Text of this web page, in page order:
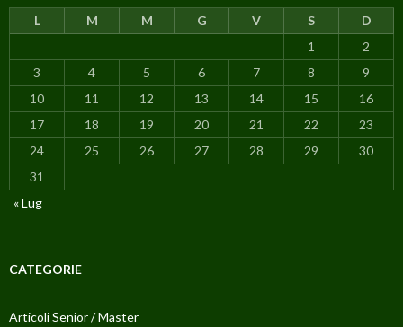
L M M G V S
D
1
2
3
4 5 6 7 8
9
10
11 12 13 14 15
16
17
18 19 20 21 22
23
24
25 26 27 28 29
30
31
« Lug
CATEGORIE
Articoli Senior / Master